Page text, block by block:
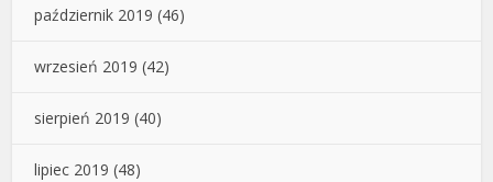
październik 2019 (46)
wrzesień 2019 (42)
sierpień 2019 (40)
lipiec 2019 (48)